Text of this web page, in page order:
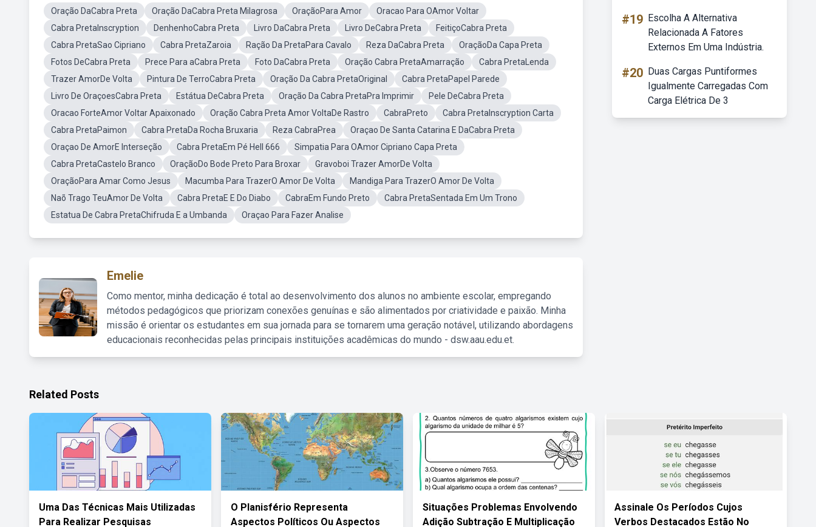
Oração DaCabra Preta Oração DaCabra Preta Milagrosa OraçãoPara Amor
Oracao Para OAmor Voltar
Cabra PretaInscryption
DenhenhoCabra Preta Livro DaCabra Preta Livro DeCabra Preta
FeitiçoCabra Preta
Cabra PretaSao Cipriano
Cabra PretaZaroia Ração Da PretaPara Cavalo Reza DaCabra Preta
OraçãoDa Capa Preta
Fotos DeCabra Preta
Prece Para aCabra Preta Foto DaCabra Preta Oração Cabra PretaAmarração
Cabra PretaLenda
Trazer AmorDe Volta
Pintura De TerroCabra Preta Oração Da Cabra PretaOriginal
Cabra PretaPapel Parede
Livro De OraçoesCabra Preta
Estátua DeCabra Preta Oração Da Cabra PretaPra Imprimir
Pele DeCabra Preta
Oracao ForteAmor Voltar Apaixonado
Oração Cabra Preta Amor VoltaDe Rastro CabraPreto
Cabra PretaInscryption Carta
Cabra PretaPaimon
Cabra PretaDa Rocha Bruxaria Reza CabraPrea
Oraçao De Santa Catarina E DaCabra Preta
Oraçao De AmorE Interseção
Cabra PretaEm Pé Hell 666
Simpatia Para OAmor Cipriano Capa Preta
Cabra PretaCastelo Branco
OraçãoDo Bode Preto Para Broxar
Gravoboi Trazer AmorDe Volta
OraçãoPara Amar Como Jesus
Macumba Para TrazerO Amor De Volta
Mandiga Para TrazerO Amor De Volta
Naõ Trago TeuAmor De Volta
Cabra PretaE E Do Diabo CabraEm Fundo Preto
Cabra PretaSentada Em Um Trono
Estatua De Cabra PretaChifruda E a Umbanda
Oraçao Para Fazer Analise
Emelie
Como mentor, minha dedicação é total ao desenvolvimento dos alunos no ambiente escolar, empregando
métodos pedagógicos que priorizam conexões genuínas e são alimentados por criatividade e paixão. Minha
missão é orientar os estudantes em sua jornada para se tornarem uma geração notável, utilizando abordagens
educacionais reconhecidas pelas principais instituições acadêmicas do mundo - dsw.aau.edu.et.
#19 Escolha A Alternativa
Relacionada A Fatores
Externos Em Uma Indústria.
#20 Duas Cargas Puntiformes
Igualmente Carregadas Com
Carga Elétrica De 3
Related Posts
Uma Das Técnicas Mais Utilizadas
Para Realizar Pesquisas
O Planisfério Representa
Aspectos Políticos Ou Aspectos
Situações Problemas Envolvendo
Adição Subtração E Multiplicação
Assinale Os Períodos Cujos
Verbos Destacados Estão No